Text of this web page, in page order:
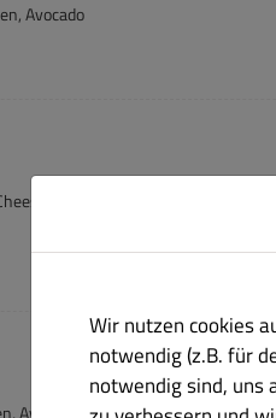
Avocado
Sesam
Avocado, Mayonnaise
Wir nutzen cookies
notwendig (z.B. für
notwendig sind, uns